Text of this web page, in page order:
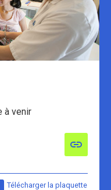
à venir
Télécharger la plaquette